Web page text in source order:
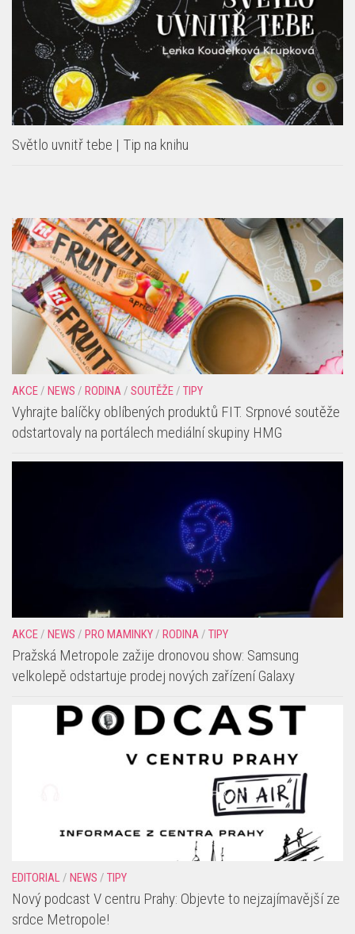
Světlo uvnitř tebe | Tip na knihu
AKCE/ NEWS / RODINA/ SOUTĚŽE/ TIPY
Vyhrajte balíčky oblíbených produktů FIT. Srpnové soutěže
odstartovaly na portálech mediální skupiny HMG
AKCE/ NEWS / PRO MAMINKY/ RODINA/ TIPY
Pražská Metropole zažije dronovou show: Samsung
velkolepě odstartuje prodej nových zařízení Galaxy
EDITORIAL/ NEWS / TIPY
Nový podcast V centru Prahy: Objevte to nejzajímavější ze
srdce Metropole!